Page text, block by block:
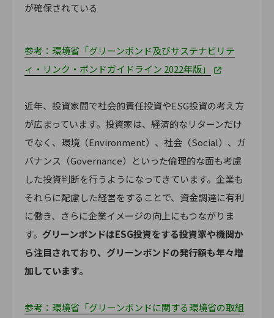
が確保されている
参考：環境省「グリーンボンド及びサステナビリテ
ィ・リンク・ボンドガイドライン 2022年版」
近年、投資家間で社会的責任投資やESG投資の考え方
が広まっています。投資家は、経済的なリターンだけ
でなく、環境（Environment）、社会（Social）、ガ
バナンス（Governance）といった倫理的な面も考慮
した投資判断を行うようになってきています。企業も
それらに配慮した経営をすることで、資金調達に有利
に働き、さらに企業イメージの向上にもつながりま
す。 グリーンボンドはESG投資をする投資家や機関か
ら注目されており、グリーンボンドの発行額も年々増
加しています。
参考：環境省「グリーンボンドに関する環境省の取組